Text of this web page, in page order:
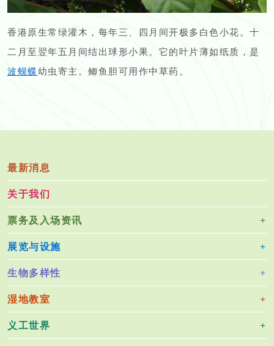
香港原生常绿灌木，每年三、四月间开极多白色小花。十
二月至翌年五月间结出球形小果。它的叶片薄如纸质，是
波蚬蝶幼虫寄主。鲫鱼胆可用作中草药。
最新消息
关于我们
票务及入场资讯
展览与设施
生物多样性
湿地教室
义工世界